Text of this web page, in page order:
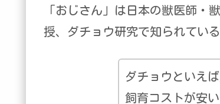
「おじさん」は日本の獣医師・
授、ダチョウ研究で知られてい
ダチョウといえ
飼育コストが安